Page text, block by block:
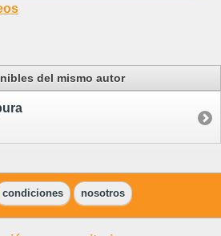
del mismo autor
condiciones nosotros